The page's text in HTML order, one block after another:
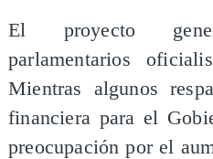
El proyecto
parlamentarios
Mientras algunos
financiera para el
preocupación por el